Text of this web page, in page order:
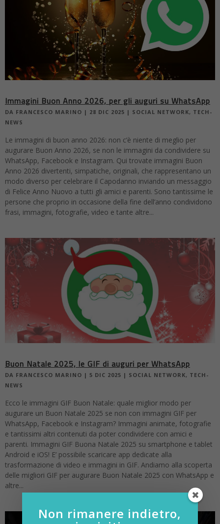
Immagini Buon Anno 2026, per gli auguri su WhatsApp
DA FRANCESCO MARINO | 28 DIC 2025 | SOCIAL NETWORK, TECH-
NEWS
Le immagini di buon anno 2026: non c’è niente di meglio per
augurare Buon Anno 2026, se non le immagini da condividere su
WhatsApp, Facebook e Instagram. Qui trovate immagini Buon
Anno 2026 divertenti, simpatiche, originali, che rappresentano un
modo diverso per celebrare il Capodanno inviando un messaggio
di Felice Anno Nuovo a tutti gli amici e parenti. Sono tantissime le
persone che proprio in occasione della fine dell’anno condividono
frasi, immagini, fotografie, video e tante altre...
Buon Natale 2025, le GIF di auguri per WhatsApp
DA FRANCESCO MARINO | 5 DIC 2025 | SOCIAL NETWORK, TECH-
NEWS
Ecco le immagini GIF Buon Natale: quale miglior modo per
augurare un Buon Natale 2025 se non con immagini GIF per
WhatsApp, Facebook e Instagram? Immagini animate, fotografie
e tantissimi altri contenuti da poter condividere con amici e
parenti. Immagini GIF Buona Natale 2025 su smartphone e tablet
Android e iOS! E’ possibile scaricare app dedicate alla
trasformazione di video e immagini in GIF. Andiamo alla scoperta
delle migliori GIF per augurare Buon Natale 2025 con WhatsApp e
altre...
Non rimanere indietro,